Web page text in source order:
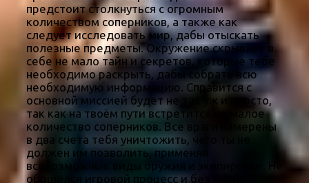
предстоит столкнуться с огромным
количеством соперников, а также как
следует исследовать мир, дабы отыскать
полезные предметы. Окружение скрывает в
себе не мало тайн и секретов, которые тебе
необходимо раскрыть, дабы собрать всю
необходимую информацию. Справится с
основной миссией будет не так уж и просто,
так как на твоём пути встретится не малое
количество соперников. Все враги намерены
в два счета тебя уничтожить, чего ты не
должен им позволить, применяя
всевозможные виды оружия и экипировки. Не
обошелся игровой процесс и без магии,